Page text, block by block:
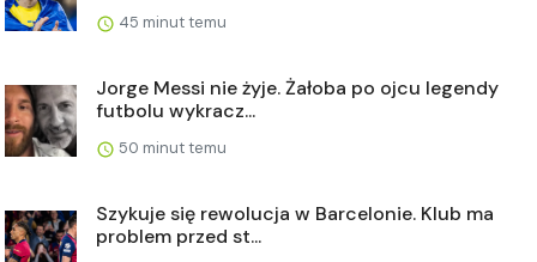
45 minut temu
Jorge Messi nie żyje. Żałoba po ojcu legendy
futbolu wykracz...
50 minut temu
Szykuje się rewolucja w Barcelonie. Klub ma
problem przed st...